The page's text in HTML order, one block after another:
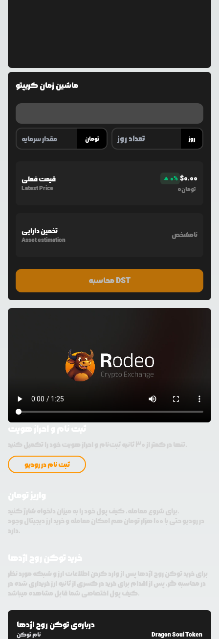
ماشین زمان کریپتو
تومان روز
قیمت فعلی
Latest Price
0% $0.00
0تومان
تخمین دارایی
Asset estimation
نامشخص
محاسبه DST
تنها در کمتر از 30 ثانیه ثبت‌نام و احراز هویت خود را تکمیل کنید.
ثبت نام در رودیو
برای شروع معامله، کیف پول خود را به میزان دلخواه شارژ کنید.
در رودیو حتی با 100 هزار تومان هم امکان معامله و خرید ارز دیجیتال وجود
دارد.
برای خرید توکن روح اژدها پس از وارد کردن اطلاعات ارز و شبکه مورد نظر
در محاسبه گر، پس از اقدام برای خرید در کسری از ثانیه ارز خریداری شده در
کیف پول اختصاصی شما قابل مشاهده میباشد.
درباره‌یتوکن روح اژدها
نام توکن
Dragon Soul Token